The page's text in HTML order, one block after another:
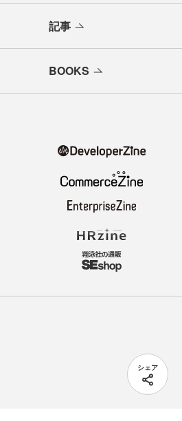
シェア
記事
BOOKS